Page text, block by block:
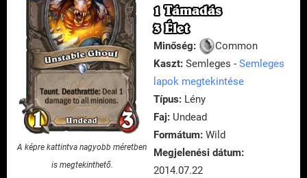
A képre kattintva nagyobb méretben
is megtekinthető.
1 Támadás
3 Élet
Minőség:
Common
Kaszt: Semleges - Semleges
lapok megtekintése
Típus: Lény
Faj: Undead
Formátum: Wild
Megjelenési dátum:
2014.07.22